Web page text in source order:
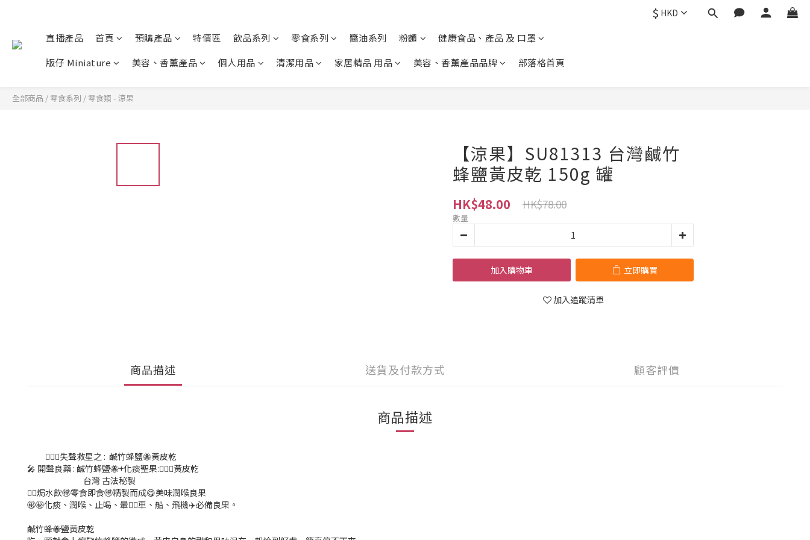
$ HKD
直播產品 首頁 預購產品 特價區 飲品系列 零食系列 醬油系列 粉麵
健康食品、產品 及 口罩
版仔 Miniature
美容、香薰產品 個人用品 清潔用品 家居精品 用品 美容、香薰產品品牌 部落格首頁
全部商品 / 零食系列 / 零食類 - 涼果
【涼果】SU81313 台灣鹹竹
蜂鹽黃皮乾 150g 罐
HK$48.00 HK$78.00
數量
加入購物車 立即購買
加入追蹤清單
商品描述 送貨及付款方式 顧客評價
商品描述
💁🏻‍♀️失聲救星之 : 鹹竹蜂鹽🐝黃皮乾
🎤 開聲良藥 : 鹹竹蜂鹽🐝+化痰聖果:💁🏻‍♀️黃皮乾
台灣 古法秘製
👍🏻焗水飲🉐零食即食🉐精製而成😋美味潤喉良果
㊙️㊙️化痰、潤喉、止喝、暈😵‍💫車、船、飛機✈️必備良果。
鹹竹蜂🐝鹽黃皮乾